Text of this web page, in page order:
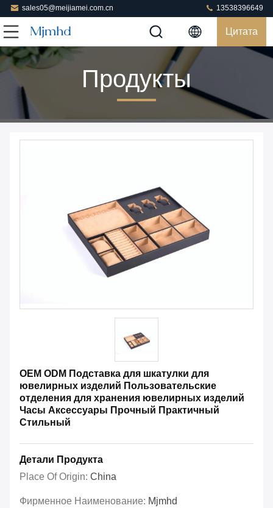
sales05@meijiamei.com.cn 13538396649
Цитата
Продукты
OEM ODM Подставка для шкатулки для
ювелирных изделий Пользовательские
отделения для хранения ювелирных изделий
Часы Аксессуары Прочный Практичный
Стильный
Детали Продукта
Place Of Origin: China
Фирменное Наименование: Mjmhd